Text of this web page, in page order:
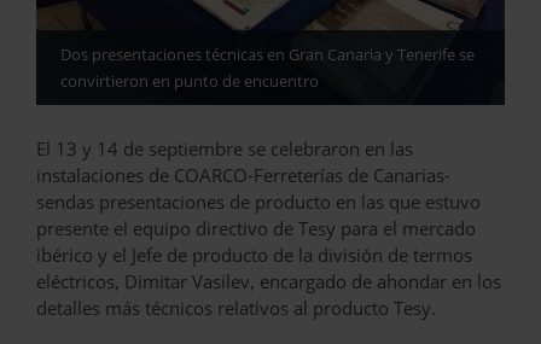
Dos presentaciones técnicas en Gran Canaria y Tenerife se
convirtieron en punto de encuentro
El 13 y 14 de septiembre se celebraron en las
instalaciones de COARCO-Ferreterías de Canarias-
sendas presentaciones de producto en las que estuvo
presente el equipo directivo de Tesy para el mercado
ibérico y el Jefe de producto de la división de termos
eléctricos, Dimitar Vasilev, encargado de ahondar en los
detalles más técnicos relativos al producto Tesy.